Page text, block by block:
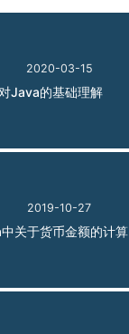
2020-03-15
对Java的基础理解
2019-10-27
关于货币金额的计算